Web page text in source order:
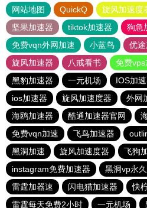
网站地图 QuickQ 旋风加速度
坚果加速器
tiktok加速器
狗急
免费vqn外网加速
小蓝鸟 优
旋风加速器
八戒看书
免费vps
黑豹加速器
一元机场 IOS加
ios加速器
旋风加速度器 外网
海鸥加速器
酷通加速器官网
免费vqn加速
飞鸟加速器
黑洞加速
旋风加速度器
飞狗
instagram免费加速器
黑洞vp永
雷霆加器速
闪电猫加速器 快
雷霆每天免费2小时
一元机场